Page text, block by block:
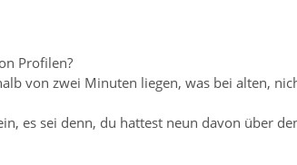
Profilen?
von zwei Minuten liegen, was bei alten,
es sei denn, du hattest neun davon über